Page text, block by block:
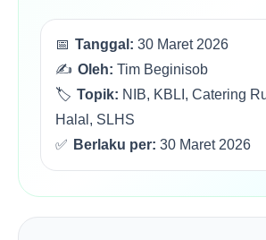
📅 Tanggal: 30 Maret 2026
✍️ Oleh: Tim Beginisob
🏷️ Topik: NIB, KBLI, Catering
Halal, SLHS
✅ Berlaku per: 30 Maret 2026